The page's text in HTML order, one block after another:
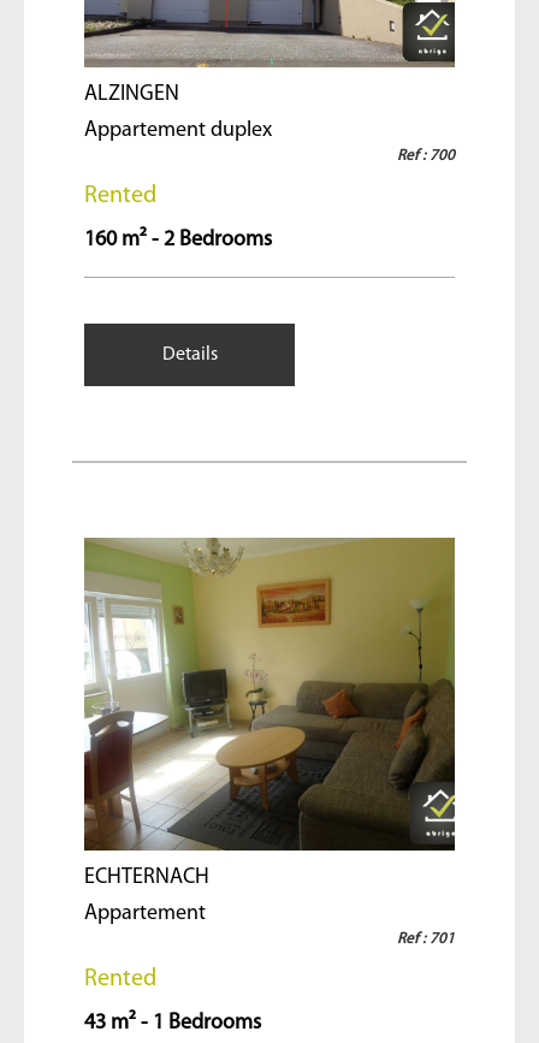
ALZINGEN
Appartement duplex
Ref : 700
Rented
160 m² - 2 Bedrooms
Details
ECHTERNACH
Appartement
Ref : 701
Rented
43 m² - 1 Bedrooms